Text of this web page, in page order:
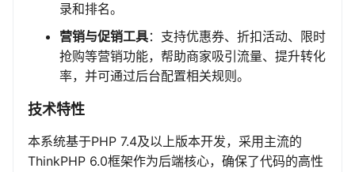
录和排名。
营销与促销工具：支持优惠券、折扣活动、限时
抢购等营销功能，帮助商家吸引流量、提升转化
率，并可通过后台配置相关规则。
技术特性
本系统基于PHP 7.4及以上版本开发，采用主流的
ThinkPHP 6.0框架作为后端核心，确保了代码的高性